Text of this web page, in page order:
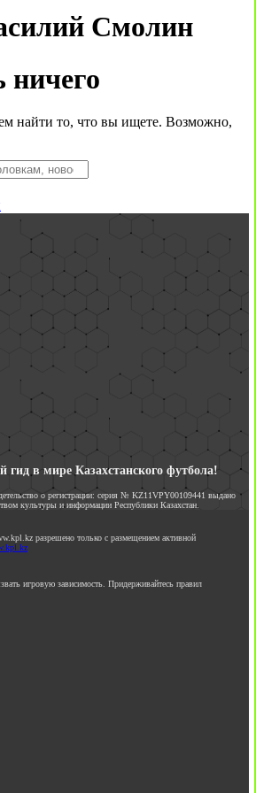
Смолин
ничего
найти то, что вы ищете. Возможно,
в мире Казахстанского футбола!
о регистрации: серия № KZ11VPY00109441 выдано
культуры и информации Республики Казахстан.
разрешено только с размещением активной
игровую зависимость. Придерживайтесь правил